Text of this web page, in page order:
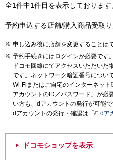
全1件中1件目を表示しております
予約申込する店舗/購入商品受取り
申し込み後に店舗を変更することは
予約手続きにはログインが必要です。
ドコモ回線にてアクセスいただいた
です。ネットワーク暗証番号につい
Wi-Fiまたはご自宅のインターネッ
アカウントのID／パスワード」が必
い方も、dアカウントの発行が可能で
dアカウントの発行・確認は「
dア
ドコモショップを表示